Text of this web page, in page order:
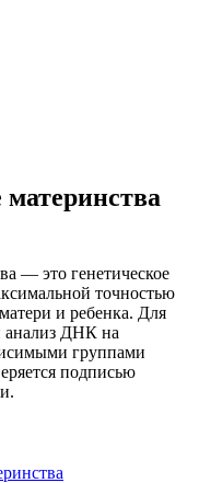
— это генетическое
точностью
и ребенка. Для
анализ ДНК на
группами
подписью